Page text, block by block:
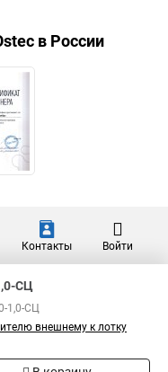
в России
Контакты Войти
СЦ
1,0-СЦ
внешнему к лотку